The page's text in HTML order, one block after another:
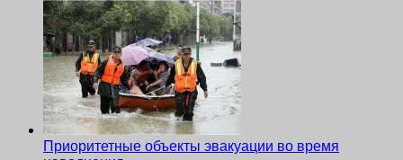
Приоритетные объекты эвакуации во время